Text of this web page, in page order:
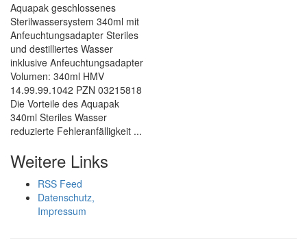
Aquapak geschlossenes
Sterilwassersystem 340ml mit
Anfeuchtungsadapter Steriles
und destilliertes Wasser
inklusive Anfeuchtungsadapter
Volumen: 340ml HMV
14.99.99.1042 PZN 03215818
Die Vorteile des Aquapak
340ml Steriles Wasser
reduzierte Fehleranfälligkeit ...
Weitere Links
RSS Feed
Datenschutz,
Impressum